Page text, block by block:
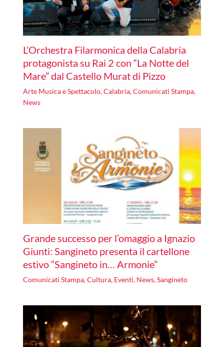
L’Orchestra Filarmonica della Calabria
protagonista su Rai 2 con “La Notte del
Mare” dal Castello Murat di Pizzo
Arte Musica e Spettacolo,Calabria,Comunicati Stampa,
News
Grande successo per l’omaggio a Ignazio
Giunti: Sangineto presenta il cartellone
estivo “Sangineto in… Armonie”
Comunicati Stampa,Cultura, Eventi, News,Sangineto